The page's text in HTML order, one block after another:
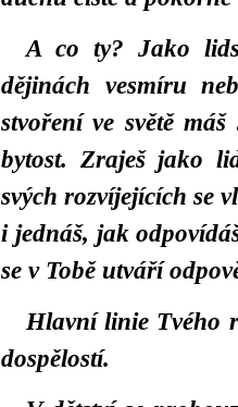
A co ty? Jako
dějinách vesmíru
stvoření ve světě
bytost. Zraješ jako
svých rozvíjejících se
i jednáš, jak
se v Tobě utváří
Hlavní linie Tvého
dospělostí.